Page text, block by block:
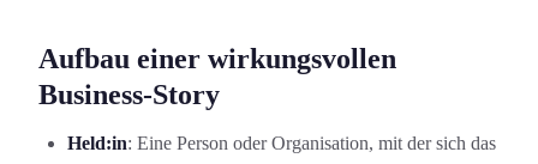
Aufbau einer wirkungs­vollen
Business-Story
Held:in: Eine Person oder Organisation, mit der sich das